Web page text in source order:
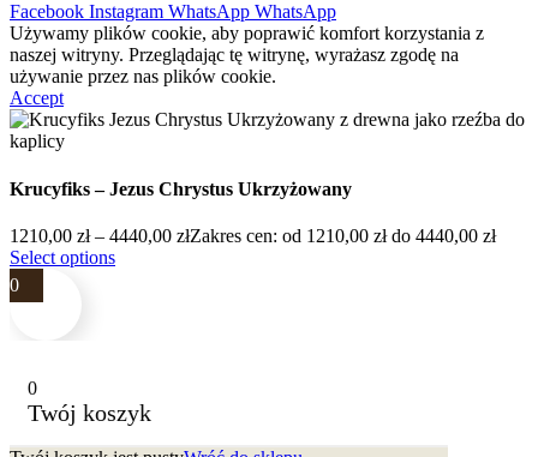
Facebook Instagram WhatsApp WhatsApp
Używamy plików cookie, aby poprawić komfort korzystania z
naszej witryny. Przeglądając tę witrynę, wyrażasz zgodę na
używanie przez nas plików cookie.
Accept
Krucyfiks – Jezus Chrystus Ukrzyżowany
1210,00 zł – 4440,00 złZakres cen: od 1210,00 zł do 4440,00 zł
Select options
0
0
Twój koszyk